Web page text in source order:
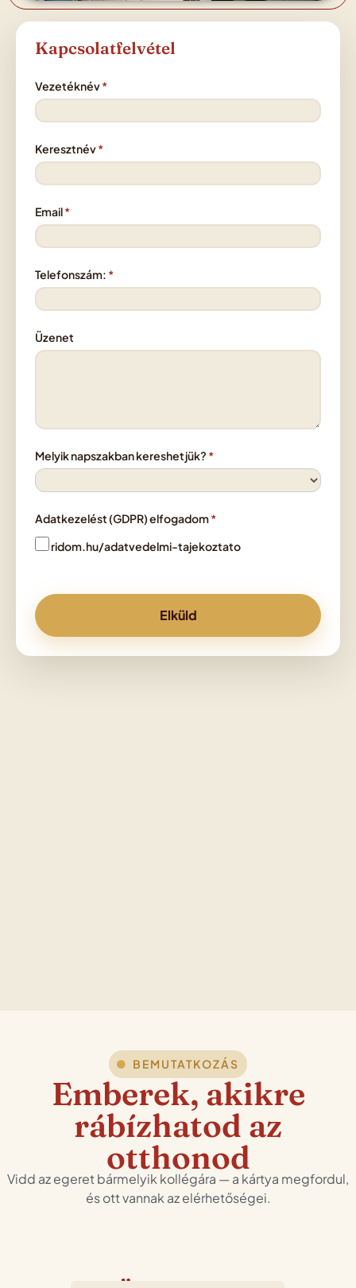
Kapcsolatfelvétel
Vezetéknév
Keresztnév
Email
Telefonszám:
Üzenet
Melyik napszakban kereshetjük?
Adatkezelést (GDPR) elfogadom
ridom.hu/adatvedelmi-tajekoztato
BEMUTATKOZÁS
Emberek, akikre
rábízhatod az
otthonod
Vidd az egeret bármelyik kollégára — a kártya megfordul,
és ott vannak az elérhetőségei.